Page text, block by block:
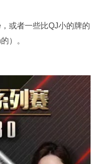
或者一些比QJ小的牌的
）。